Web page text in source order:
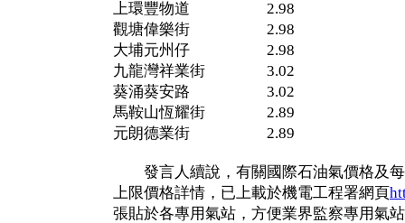
上環豐物道 2.98
觀塘偉樂街 2.98
大埔元州仔 2.98
九龍灣祥業街 3.02
葵涌葵安路 3.02
馬鞍山恆耀街 2.89
元朗德業街 2.89
發言人續說，有關國際石油氣價格及每
上限價格詳情，已上載於機電工程署網頁
張貼於各專用氣站，方便業界監察專用氣